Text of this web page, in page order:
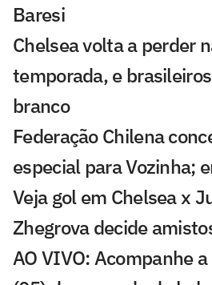
Baresi
Chelsea volta a perder
temporada, e
branco
Federação Chilena
especial para Vozinha;
Veja gol em Chelsea x
Zhegrova decide
AO VIVO: Acompanhe